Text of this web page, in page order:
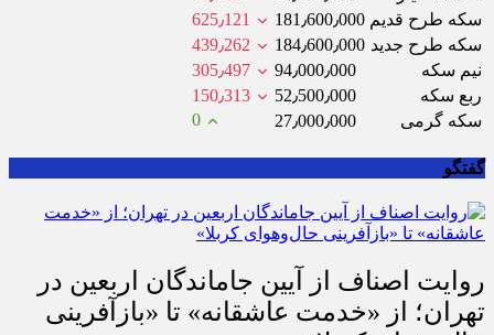
طلا ۲۴ عیار
24٫670٫000
71٫713
سکه طرح قدیم 181٫600٫000
625٫121
سکه طرح جدید
184٫600٫000
439٫262
نیم سکه
94٫000٫000
305٫497
ربع سکه
52٫500٫000
روایت اصناف از آیین جاماندگان اربعین در